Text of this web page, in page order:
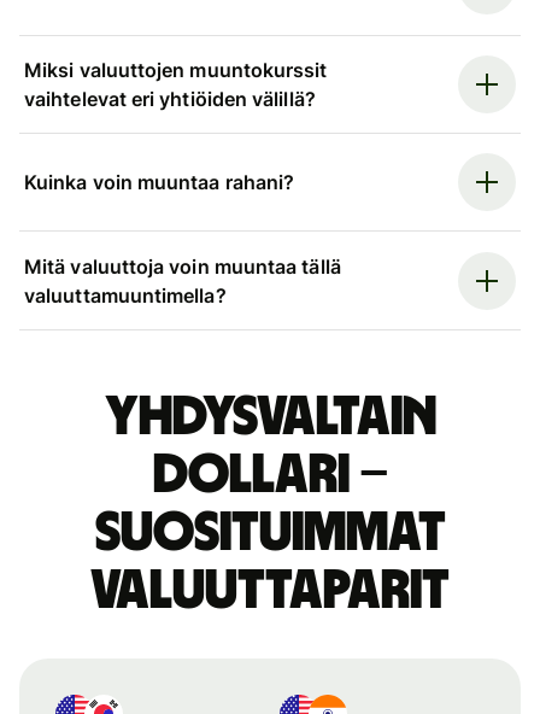
Miksi valuuttojen muuntokurssit
vaihtelevat eri yhtiöiden välillä?
Kuinka voin muuntaa rahani?
Mitä valuuttoja voin muuntaa tällä
valuuttamuuntimella?
Yhdysvaltain
dollari –
suosituimmat
valuuttaparit